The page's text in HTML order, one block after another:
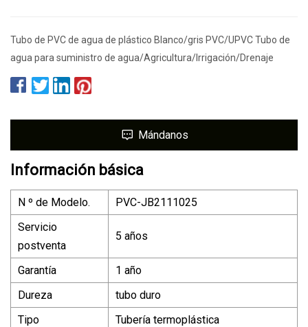
Tubo de PVC de agua de plástico Blanco/gris PVC/UPVC Tubo de
agua para suministro de agua/Agricultura/Irrigación/Drenaje
Mándanos
Información básica
N º de Modelo.
PVC-JB2111025
Servicio
postventa
5 años
Garantía
1 año
Dureza
tubo duro
Tipo
Tubería termoplástica